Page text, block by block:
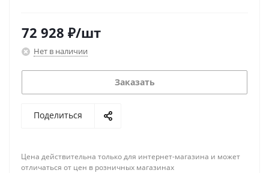
72 928 ₽/шт
Нет в наличии
Заказать
Поделиться
Цена действительна только для интернет-магазина и может
отличаться от цен в розничных магазинах